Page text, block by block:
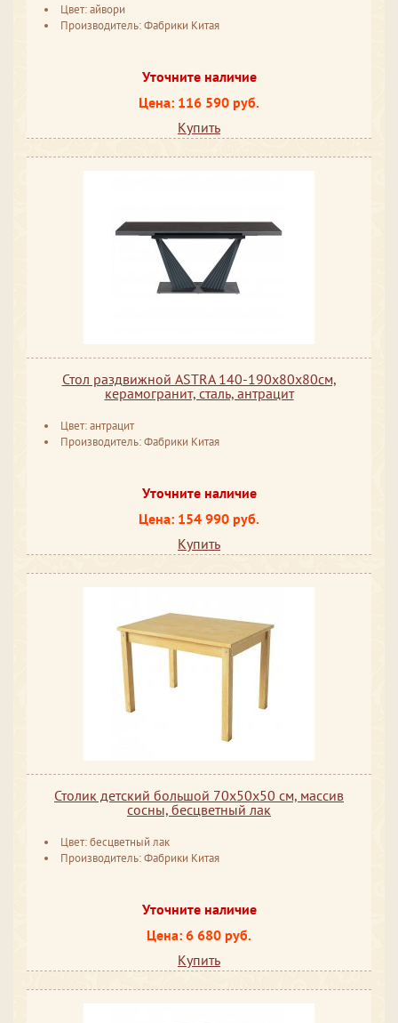
Цвет: айвори
Производитель: Фабрики Китая
Уточните наличие
Цена: 116 590 руб.
Купить
Стол раздвижной ASTRA 140-190x80х80см,
керамогранит, сталь, антрацит
Цвет: антрацит
Производитель: Фабрики Китая
Уточните наличие
Цена: 154 990 руб.
Купить
Столик детский большой 70х50x50 см, массив
сосны, бесцветный лак
Цвет: бесцветный лак
Производитель: Фабрики Китая
Уточните наличие
Цена: 6 680 руб.
Купить